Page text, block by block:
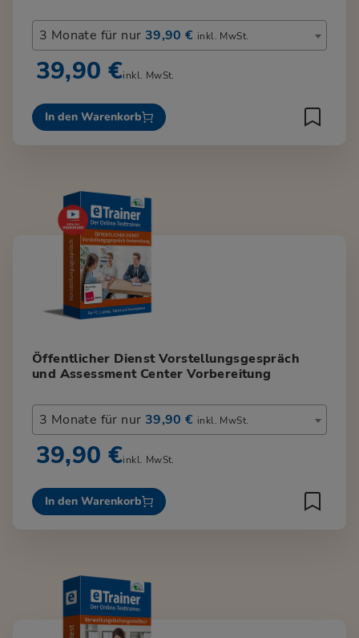
3 Monate für nur 39,90 € inkl. MwSt.
39,90 €inkl. MwSt.
In den Warenkorb
Öffentlicher Dienst Vorstellungsgespräch
und Assessment Center Vorbereitung
3 Monate für nur 39,90 € inkl. MwSt.
39,90 €inkl. MwSt.
In den Warenkorb